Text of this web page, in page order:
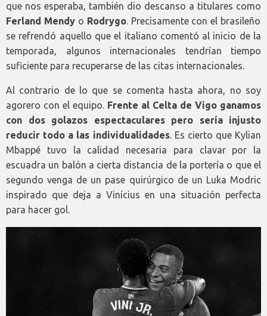
que nos esperaba, también dio descanso a titulares como
Ferland Mendyo Rodrygo. Precisamente con el brasileño
se refrendó aquello que el italiano comentó al inicio de la
temporada, algunos internacionales tendrían tiempo
suficiente para recuperarse de las citas internacionales.
Al contrario de lo que se comenta hasta ahora, no soy
agorero con el equipo. Frente al Celta de Vigo ganamos
con dos golazos espectaculares pero sería injusto
reducir todo a las individualidades. Es cierto que Kylian
Mbappé tuvo la calidad necesaria para clavar por la
escuadra un balón a cierta distancia de la portería o que el
segundo venga de un pase quirúrgico de un Luka Modric
inspirado que deja a Vinícius en una situación perfecta
para hacer gol.